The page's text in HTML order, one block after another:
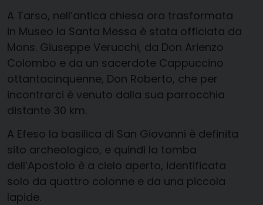
A Tarso, nell’antica chiesa ora trasformata
in Museo la Santa Messa è stata officiata da
Mons. Giuseppe Verucchi, da Don Arienzo
Colombo e da un sacerdote Cappuccino
ottantacinquenne, Don Roberto, che per
incontrarci è venuto dalla sua parrocchia
distante 30 km.
A Efeso la basilica di San Giovanni è definita
sito archeologico, e quindi la tomba
dell’Apostolo è a cielo aperto, identificata
solo da quattro colonne e da una piccola
lapide.